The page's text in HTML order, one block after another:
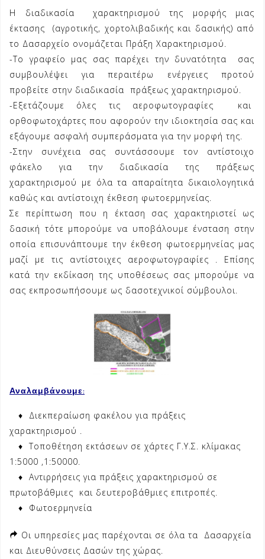
Η διαδικασία χαρακτηρισμού της μορφής μιας
έκτασης (αγροτικής, χορτολιβαδικής και δασικής) από
το Δασαρχείο ονομάζεται Πράξη Χαρακτηρισμού.
-Το γραφείο μας σας παρέχει την δυνατότητα
σας
συμβουλέψει για περαιτέρω ενέργειες προτού
προβείτε στην διαδικασία πράξεως χαρακτηρισμού.
-Εξετάζουμε όλες τις αεροφωτογραφίες και
ορθοφωτοχάρτες που αφορούν την ιδιοκτησία σας και
εξάγουμε ασφαλή συμπεράσματα για την μορφή της.
-Στην συνέχεια σας συντάσσουμε τον αντίστοιχο
φάκελο για την διαδικασία της πράξεως
χαρακτηρισμού με όλα τα απαραίτητα δικαιολογητικά
καθώς και αντίστοιχη έκθεση φωτοερμηνείας.
Σε περίπτωση που η έκταση σας χαρακτηριστεί ως
δασική τότε μπορούμε να υποβάλουμε ένσταση στην
οποία επισυνάπτουμε την έκθεση φωτοερμηνείας μας
μαζί με τις αντίστοιχες αεροφωτογραφίες . Επίσης
κατά την εκδίκαση της υποθέσεως σας μπορούμε να
σας εκπροσωπήσουμε ως δασοτεχνικοί σύμβουλοι.
Αναλαμβάνουμε:
♦ Διεκπεραίωση φακέλου για πράξεις
χαρακτηρισμού .
♦ Τοποθέτηση εκτάσεων σε χάρτες Γ.Υ.Σ. κλίμακας
1:5000 ,1:50000.
♦ Αντιρρήσεις για πράξεις χαρακτηρισμού σε
πρωτοβάθμιες και δευτεροβάθμιες επιτροπές.
♦ Φωτοερμηνεία
Οι υπηρεσίες μας παρέχονται σε όλα τα Δασαρχεία
και Διευθύνσεις Δασών της χώρας.